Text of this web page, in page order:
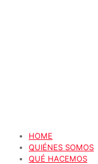
HOME
QUIÉNES SOMOS
QUÉ HACEMOS